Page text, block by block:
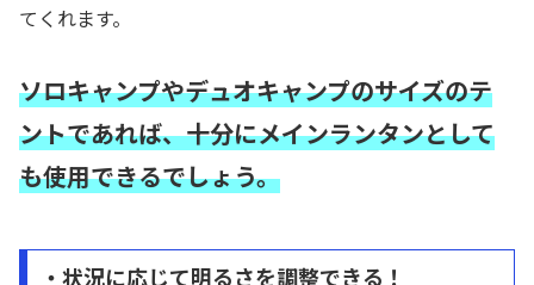
てくれます。
ソロキャンプやデュオキャンプのサイズのテ
ントであれば、十分にメインランタンとして
も使用できるでしょう。
・状況に応じて明るさを調整できる！